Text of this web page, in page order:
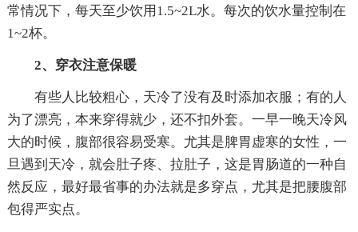
常情况下，每天至少饮用1.5~2L水。每次的饮水量控制在
1~2杯。
2、穿衣注意保暖
有些人比较粗心，天冷了没有及时添加衣服；有的人
为了漂亮，本来穿得就少，还不扣外套。一早一晚天冷风
大的时候，腹部很容易受寒。尤其是脾胃虚寒的女性，一
旦遇到天冷，就会肚子疼、拉肚子，这是胃肠道的一种自
然反应，最好最省事的办法就是多穿点，尤其是把腰腹部
包得严实点。